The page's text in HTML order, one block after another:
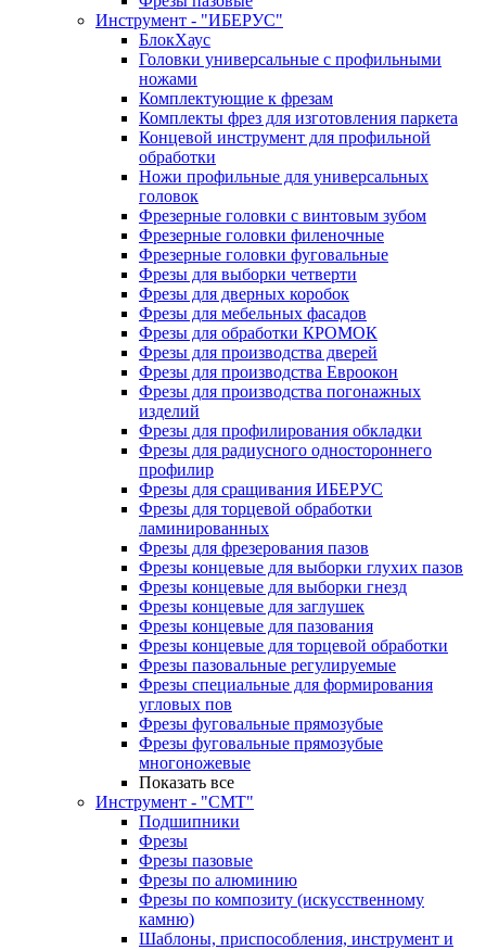
Инструмент - "ИБЕРУС"
БлокХаус
Головки универсальные с профильными
ножами
Комплектующие к фрезам
Комплекты фрез для изготовления паркета
Концевой инструмент для профильной
обработки
Ножи профильные для универсальных
головок
Фрезерные головки с винтовым зубом
Фрезерные головки филеночные
Фрезерные головки фуговальные
Фрезы для выборки четверти
Фрезы для дверных коробок
Фрезы для мебельных фасадов
Фрезы для обработки КРОМОК
Фрезы для производства дверей
Фрезы для производства Евроокон
Фрезы для производства погонажных
изделий
Фрезы для профилирования обкладки
Фрезы для радиусного одностороннего
профилир
Фрезы для сращивания ИБЕРУС
Фрезы для торцевой обработки
ламинированных
Фрезы для фрезерования пазов
Фрезы концевые для выборки глухих пазов
Фрезы концевые для выборки гнезд
Фрезы концевые для заглушек
Фрезы концевые для пазования
Фрезы концевые для торцевой обработки
Фрезы пазовальные регулируемые
Фрезы специальные для формирования
угловых пов
Фрезы фуговальные прямозубые
Фрезы фуговальные прямозубые
многоножевые
Показать все
Инструмент - "СМТ"
Подшипники
Фрезы
Фрезы пазовые
Фрезы по алюминию
Фрезы по композиту (искусственному
камню)
Шаблоны, приспособления, инструмент и